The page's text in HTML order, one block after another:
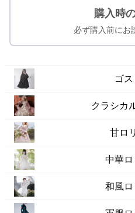
購入時
必ず購入前にお
ゴス
クラシカ
甘ロ
中華ロ
和風ロ